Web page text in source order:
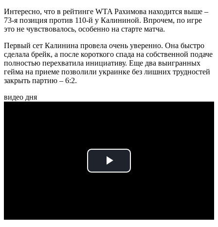
Интересно, что в рейтинге WTA Рахимова находится выше –
73-я позиция против 110-й у Калининой. Впрочем, по игре
это не чувствовалось, особенно на старте матча.
Первый сет Калинина провела очень уверенно. Она быстро
сделала брейк, а после короткого спада на собственной подаче
полностью перехватила инициативу. Еще два выигранных
гейма на приеме позволили украинке без лишних трудностей
закрыть партию – 6:2.
видео дня
Play